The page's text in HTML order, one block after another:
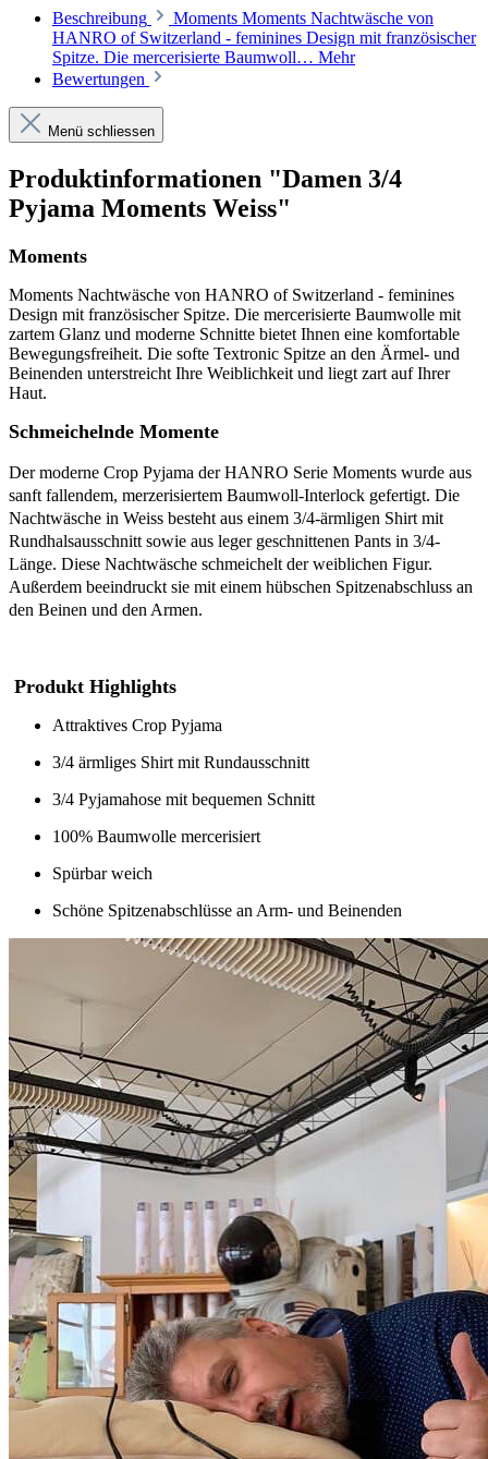
Beschreibung
Moments Moments Nachtwäsche von
HANRO of Switzerland - feminines Design mit französischer
Spitze. Die mercerisierte Baumwoll… Mehr
Bewertungen
Menü schliessen
Produktinformationen "Damen 3/4
Pyjama Moments Weiss"
Moments
Moments Nachtwäsche von HANRO of Switzerland - feminines
Design mit französischer Spitze. Die mercerisierte Baumwolle mit
zartem Glanz und moderne Schnitte bietet Ihnen eine komfortable
Bewegungsfreiheit. Die softe Textronic Spitze an den Ärmel- und
Beinenden unterstreicht Ihre Weiblichkeit und liegt zart auf Ihrer
Haut.
Schmeichelnde Momente
Der moderne Crop Pyjama der HANRO Serie Moments wurde aus
sanft fallendem, merzerisiertem Baumwoll-Interlock gefertigt. Die
Nachtwäsche in Weiss besteht aus einem 3/4-ärmligen Shirt mit
Rundhalsausschnitt sowie aus leger geschnittenen Pants in 3/4-
Länge. Diese Nachtwäsche schmeichelt der weiblichen Figur.
Außerdem beeindruckt sie mit einem hübschen Spitzenabschluss an
den Beinen und den Armen.
Produkt Highlights
Attraktives Crop Pyjama
3/4 ärmliges Shirt mit Rundausschnitt
3/4 Pyjamahose mit bequemen Schnitt
100% Baumwolle mercerisiert
Spürbar weich
Schöne Spitzenabschlüsse an Arm- und Beinenden